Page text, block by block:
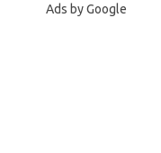
Ads by Google